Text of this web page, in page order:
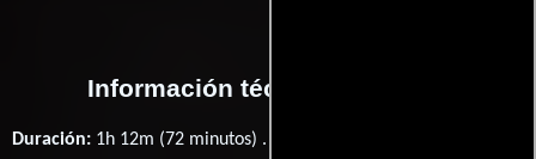
Información técnica y general
Duración: 1h 12m (72 minutos) .